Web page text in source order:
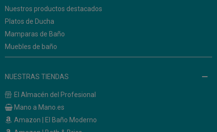
Nuestros productos destacados
Platos de Ducha
Mamparas de Baño
Muebles de baño
NUESTRAS TIENDAS
El Almacén del Profesional
Mano a Mano.es
Amazon | El Baño Moderno